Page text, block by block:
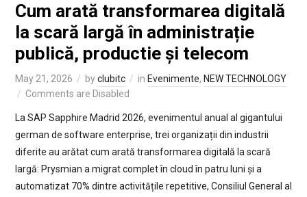
Cum arată transformarea digitală
la scară largă în administrație
publică, productie și telecom
May 21, 2026 byclubitc in Evenimente, NEW TECHNOLOGY
Comments are Disabled
La SAP Sapphire Madrid 2026, evenimentul anual al gigantului
german de software enterprise, trei organizații din industrii
diferite au arătat cum arată transformarea digitală la scară
largă: Prysmian a migrat complet în cloud în patru luni și a
automatizat 70% dintre activitățile repetitive, Consiliul General al